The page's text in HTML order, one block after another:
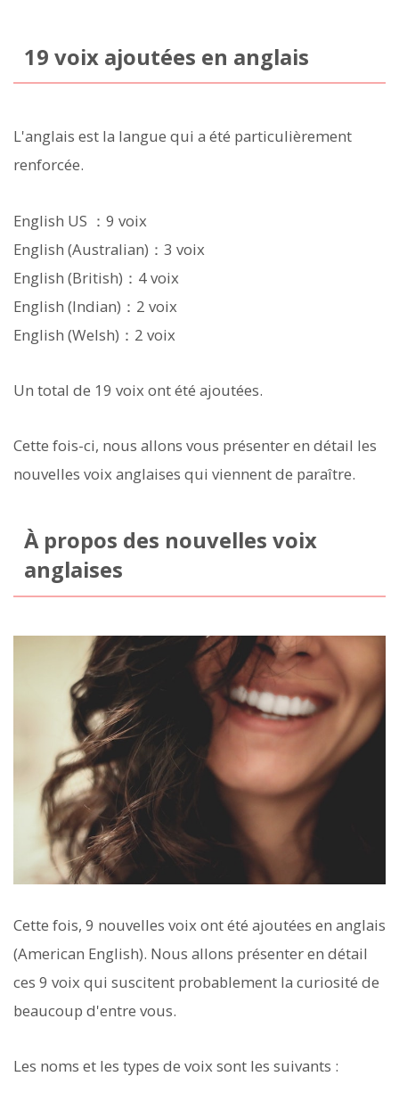
19 voix ajoutées en anglais
L'anglais est la langue qui a été particulièrement
renforcée.
English US ：9 voix
English (Australian)：3 voix
English (British)：4 voix
English (Indian)：2 voix
English (Welsh)：2 voix
Un total de 19 voix ont été ajoutées.
Cette fois-ci, nous allons vous présenter en détail les
nouvelles voix anglaises qui viennent de paraître.
À propos des nouvelles voix
anglaises
Cette fois, 9 nouvelles voix ont été ajoutées en anglais
(American English). Nous allons présenter en détail
ces 9 voix qui suscitent probablement la curiosité de
beaucoup d'entre vous.
Les noms et les types de voix sont les suivants :